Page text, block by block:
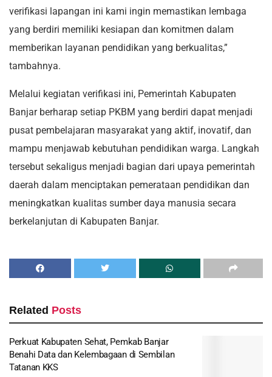
verifikasi lapangan ini kami ingin memastikan lembaga
yang berdiri memiliki kesiapan dan komitmen dalam
memberikan layanan pendidikan yang berkualitas,”
tambahnya.
Melalui kegiatan verifikasi ini, Pemerintah Kabupaten
Banjar berharap setiap PKBM yang berdiri dapat menjadi
pusat pembelajaran masyarakat yang aktif, inovatif, dan
mampu menjawab kebutuhan pendidikan warga. Langkah
tersebut sekaligus menjadi bagian dari upaya pemerintah
daerah dalam menciptakan pemerataan pendidikan dan
meningkatkan kualitas sumber daya manusia secara
berkelanjutan di Kabupaten Banjar.
Related Posts
Perkuat Kabupaten Sehat, Pemkab Banjar
Benahi Data dan Kelembagaan di Sembilan
Tatanan KKS